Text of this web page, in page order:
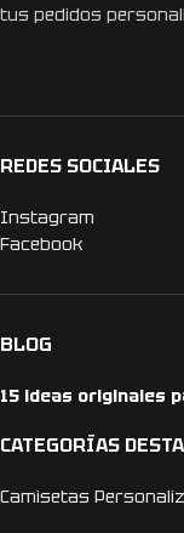
tus pedidos
REDES SOCIALES
Instagram
Facebook
BLOG
15 ideas originales
CATEGORÍAS
Camisetas